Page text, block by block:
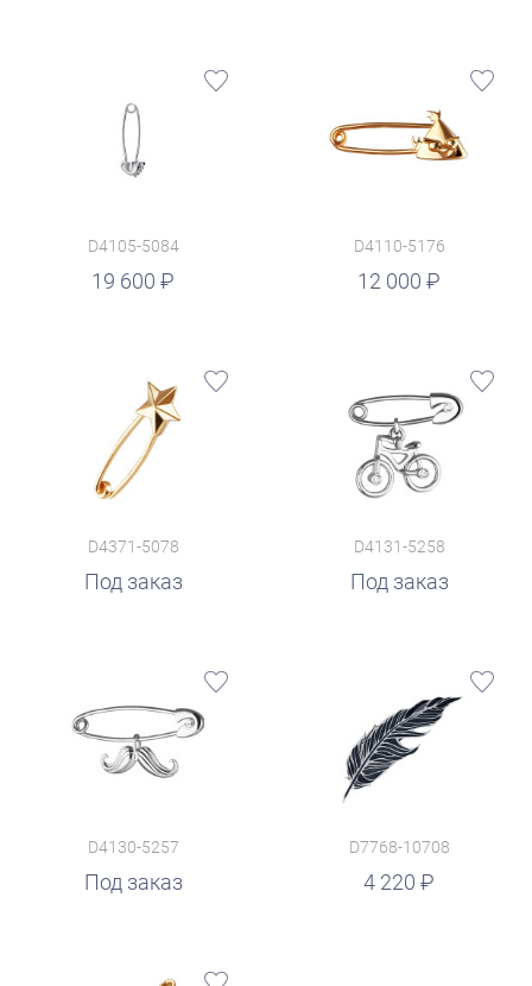
D4105-5084
19 600
D4110-5176
12 000
D4371-5078
Под заказ
D4131-5258
Под заказ
D4130-5257
Под заказ
D7768-10708
4 220